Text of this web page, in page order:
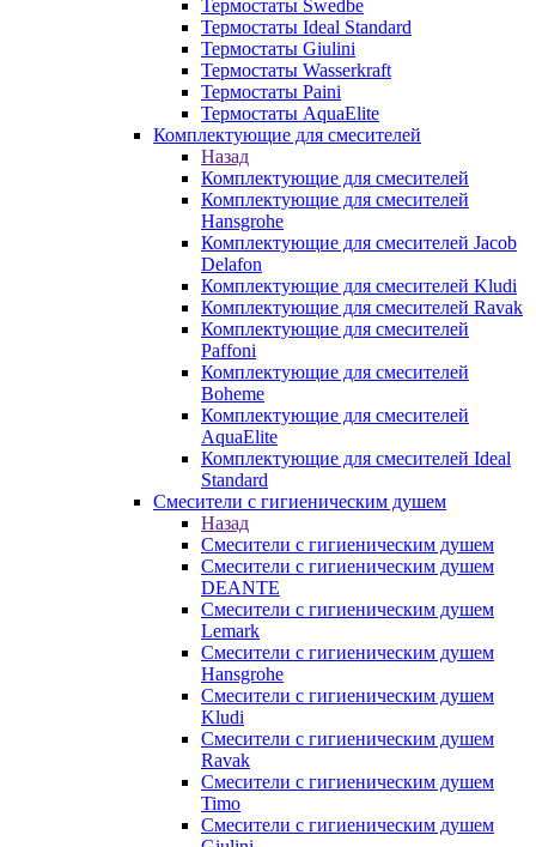
Термостаты Swedbe
Термостаты Ideal Standard
Термостаты Giulini
Термостаты Wasserkraft
Термостаты Paini
Термостаты AquaElite
Комплектующие для смесителей
Назад
Комплектующие для смесителей
Комплектующие для смесителей
Hansgrohe
Комплектующие для смесителей Jacob
Delafon
Комплектующие для смесителей Kludi
Комплектующие для смесителей Ravak
Комплектующие для смесителей
Paffoni
Комплектующие для смесителей
Boheme
Комплектующие для смесителей
AquaElite
Комплектующие для смесителей Ideal
Standard
Смесители с гигиеническим душем
Назад
Смесители с гигиеническим душем
Смесители с гигиеническим душем
DEANTE
Смесители с гигиеническим душем
Lemark
Смесители с гигиеническим душем
Hansgrohe
Смесители с гигиеническим душем
Kludi
Смесители с гигиеническим душем
Ravak
Смесители с гигиеническим душем
Timo
Смесители с гигиеническим душем